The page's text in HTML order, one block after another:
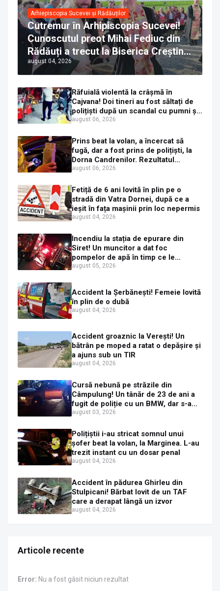
Arhiepiscopia Sucevei și Rădăuților
Cutremur în Arhipiscopia Sucevei!
Cunoscutul preot Mihai Fediuc din
Rădăuți a trecut la Biserica Creștină
Ortodoxă Valahă. ÎPS Calinic anunță
că îi pregătește judecata canonică
august 04, 2026
Răfuială violentă la crâșmă în
Cajvana! Doi tineri au fost săltați de
polițiști după un scandal cu pumni și
mașini distruse
august 06, 2026
Prins beat la volan, a încercat să
fugă, dar a fost prins de polițiști, la
Dorna Candrenilor. Rezultatul
etilotestului: 1,59 mg/l alcool pur în
august 06, 2026
Fetiță de 6 ani lovită în plin pe o
stradă din Vatra Dornei, după ce a
ieșit în fața mașinii prin loc nepermis
august 04, 2026
Incendiu la stația de epurare din
Siret! Un muncitor a dat foc
pompelor de apă în timp ce le
alimenta cu combustibil
august 05, 2026
Accident la Șerbănești! Femeie lovită
în plin de o dubă
august 04, 2026
Accident groaznic la Verești! Un
bătrân pe moped a ratat o depășire și
a ajuns sub un TIR
august 04, 2026
Cursă nebună pe străzile din
Câmpulung! Un tânăr de 23 de ani a
fugit de poliție cu un BMW, dar s-a
oprit într-un gard de pe strada
august 03, 2026
Polițiștii i-au stricat somnul unui
șofer beat la volan, la Marginea. L-au
trezit instant cu un dosar penal
august 04, 2026
Accident în pădurea Ghirleu din
Stulpicani! Bărbat lovit de un TAF
care a derapat lângă un izvor
august 04, 2026
Articole recente
Error: Nu a fost găsit niciun rezultat